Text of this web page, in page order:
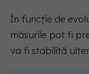
În funcție de
măsurile pot fi
va fi stabilită